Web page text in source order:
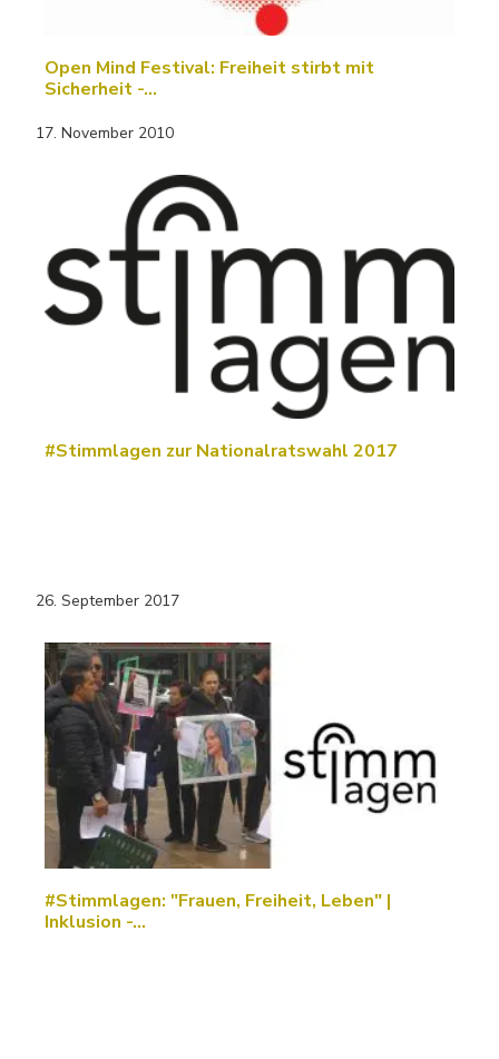
Open Mind Festival: Freiheit stirbt mit
Sicherheit -…
17. November 2010
#Stimmlagen zur Nationalratswahl 2017
26. September 2017
#Stimmlagen: "Frauen, Freiheit, Leben" |
Inklusion -…